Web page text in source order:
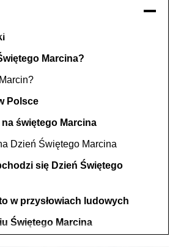
Marcina?
Polsce
świętego Marcina
Dzień Świętego Marcina
się Dzień Świętego
w przysłowiach ludowych
Świętego Marcina